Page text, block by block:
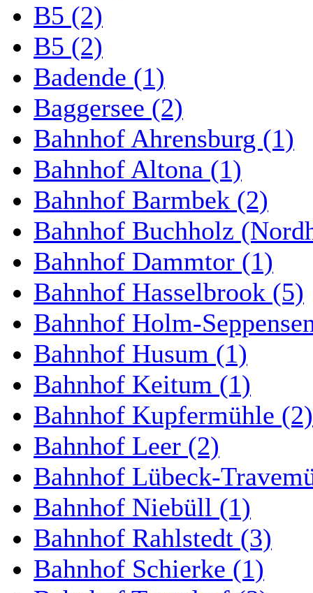
B5 (2)
B5 (2)
Badende (1)
Baggersee (2)
Bahnhof Ahrensburg (1)
Bahnhof Altona (1)
Bahnhof Barmbek (2)
Bahnhof Buchholz
Bahnhof Dammtor (1)
Bahnhof Hasselbrook (5)
Bahnhof Holm-
Bahnhof Husum (1)
Bahnhof Keitum (1)
Bahnhof Kupfermühle (2)
Bahnhof Leer (2)
Bahnhof Lübeck-
Bahnhof Niebüll (1)
Bahnhof Rahlstedt (3)
Bahnhof Schierke (1)